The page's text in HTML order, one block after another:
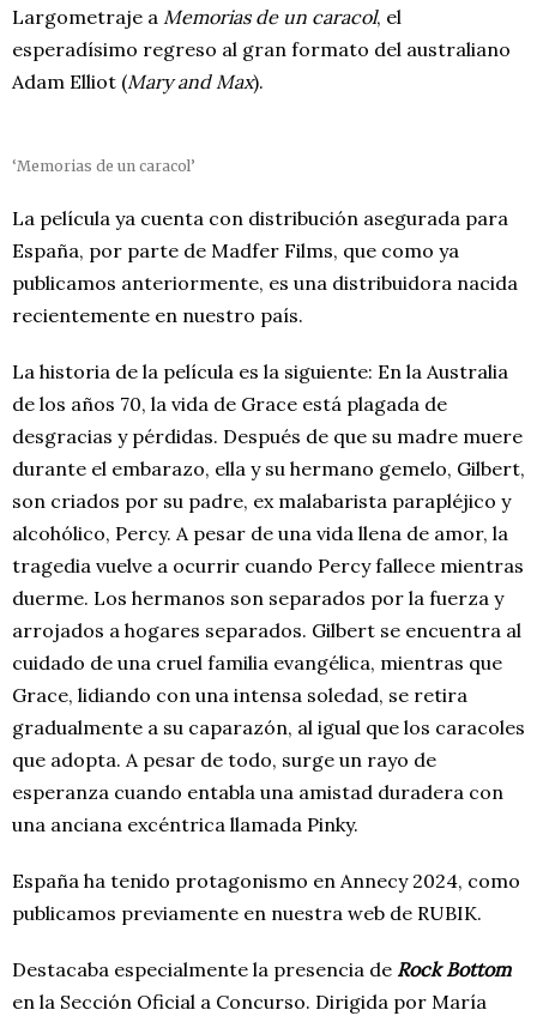
Largometraje a Memorias de un caracol, el
esperadísimo regreso al gran formato del australiano
Adam Elliot (Mary and Max).
‘Memorias de un caracol’
La película ya cuenta con distribución asegurada para
España, por parte de Madfer Films, que como ya
publicamos anteriormente, es una distribuidora nacida
recientemente en nuestro país.
La historia de la película es la siguiente: En la Australia
de los años 70, la vida de Grace está plagada de
desgracias y pérdidas. Después de que su madre muere
durante el embarazo, ella y su hermano gemelo, Gilbert,
son criados por su padre, ex malabarista parapléjico y
alcohólico, Percy. A pesar de una vida llena de amor, la
tragedia vuelve a ocurrir cuando Percy fallece mientras
duerme. Los hermanos son separados por la fuerza y ​​
arrojados a hogares separados. Gilbert se encuentra al
cuidado de una cruel familia evangélica, mientras que
Grace, lidiando con una intensa soledad, se retira
gradualmente a su caparazón, al igual que los caracoles
que adopta. A pesar de todo, surge un rayo de
esperanza cuando entabla una amistad duradera con
una anciana excéntrica llamada Pinky.
España ha tenido protagonismo en Annecy 2024, como
publicamos previamente en nuestra web de RUBIK.
Destacaba especialmente la presencia de Rock Bottom
en la Sección Oficial a Concurso. Dirigida por María